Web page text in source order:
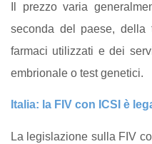
Il prezzo varia
seconda del paese, della
farmaci utilizzati e dei
embrionale o test genetici.
Italia: la FIV con ICSI è
La legislazione sulla FIV